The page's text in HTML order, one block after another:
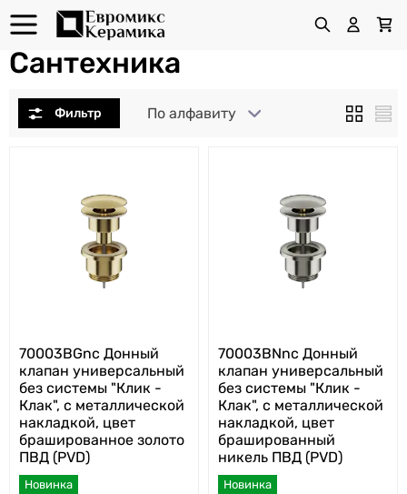
Сантехника
По алфавиту
70003BGnc Донный
клапан универсальный
без системы "Клик -
Клак", с металлической
накладкой, цвет
брашированное золото
ПВД (PVD)
Новинка
70003BNnc Донный
клапан универсальный
без системы "Клик -
Клак", с металлической
накладкой, цвет
брашированный
никель ПВД (PVD)
Новинка